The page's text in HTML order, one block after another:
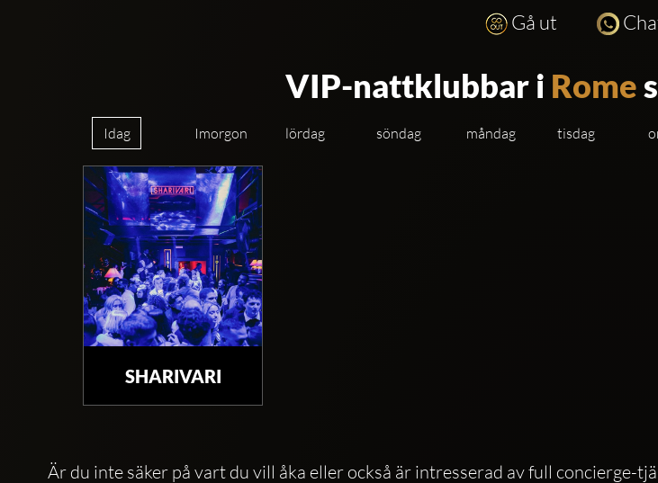
Gå ut
VIP-nattklubbar i Rome
Idag Imorgon lördag söndag måndag tisdag
SHARIVARI
Är du inte säker på vart du vill åka eller också är intresserad av full concierge-